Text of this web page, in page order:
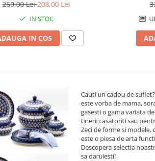
260,00 Lei208,00 Lei
IN STOC
IN COS
Cauti un cadou de
este vorba de mama,
gasesti o gama variata
tinerii casatoriti sau
Zeci de forme si modele,
este o piesa de arta
Descopera selectia
sa daruiesti!